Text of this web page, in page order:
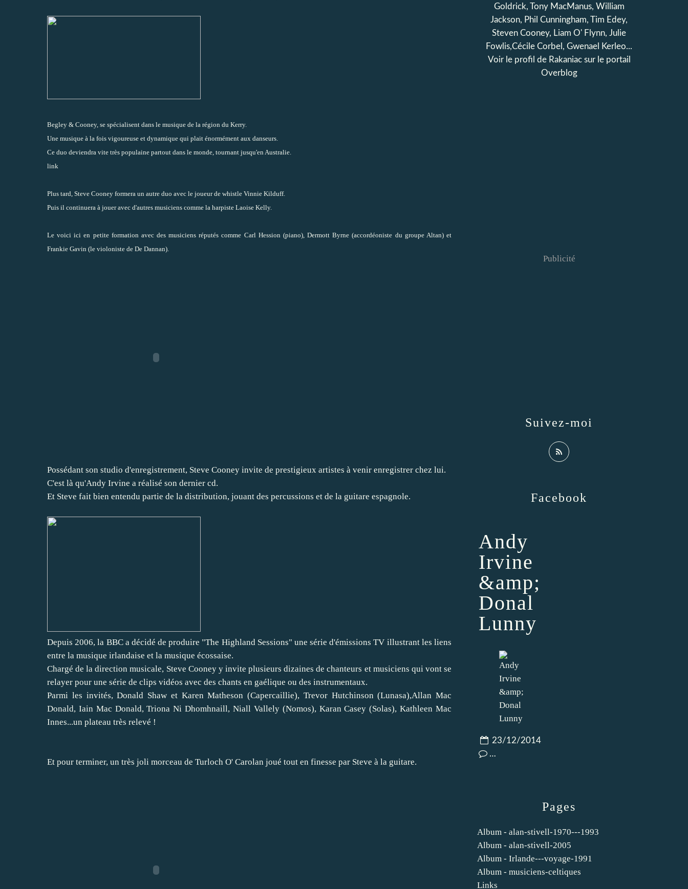
Begley & Cooney, se spécialisent dans le musique de la région du Kerry.
Une musique à la fois vigoureuse et dynamique qui plait énormément aux danseurs.
Ce duo deviendra vite très populaine partout dans le monde, tournant jusqu'en Australie.
link
Plus tard, Steve Cooney formera un autre duo avec le joueur de whistle Vinnie Kilduff.
Puis il continuera à jouer avec d'autres musiciens comme la harpiste Laoise Kelly.
Le voici ici en petite formation avec des musiciens réputés comme Carl Hession (piano), Dermott Byrne (accordéoniste du groupe Altan) et
Frankie Gavin (le violoniste de De Dannan).
Possédant son studio d'enregistrement, Steve Cooney invite de prestigieux artistes à venir enregistrer chez lui.
C'est là qu'Andy Irvine a réalisé son dernier cd.
Et Steve fait bien entendu partie de la distribution, jouant des percussions et de la guitare espagnole.
Depuis 2006, la BBC a décidé de produire "The Highland Sessions" une série d'émissions TV illustrant les liens
entre la musique irlandaise et la musique écossaise.
Chargé de la direction musicale, Steve Cooney y invite plusieurs dizaines de chanteurs et musiciens qui vont se
relayer pour une série de clips vidéos avec des chants en gaélique ou des instrumentaux.
Parmi les invités, Donald Shaw et Karen Matheson (Capercaillie), Trevor Hutchinson (Lunasa),Allan Mac
Donald, Iain Mac Donald, Triona Ni Dhomhnaill, Niall Vallely (Nomos), Karan Casey (Solas), Kathleen Mac
Innes...un plateau très relevé !
Et pour terminer, un très joli morceau de Turloch O' Carolan joué tout en finesse par Steve à la guitare.
Pages
Album - alan-stivell-1970---1993
Album - alan-stivell-2005
Album - Irlande---voyage-1991
Album - musiciens-celtiques
Links
Goldrick, Tony MacManus, William
Jackson, Phil Cunningham, Tim Edey,
Steven Cooney, Liam O' Flynn, Julie
Fowlis,Cécile Corbel, Gwenael Kerleo...
Voir le profil de Rakaniacsur le portail
Overblog
Suivez-moi
Facebook
Andy
Irvine
&amp;
Donal
Lunny
23/12/2014
…
Publicité